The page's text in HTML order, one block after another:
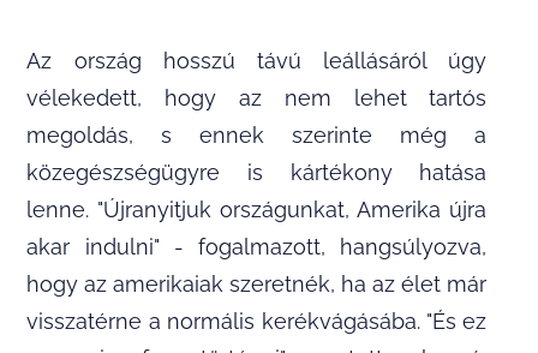
Az ország hosszú távú leállásáról úgy
vélekedett, hogy az nem lehet tartós
megoldás, s ennek szerinte még a
közegészségügyre is kártékony hatása
lenne. "Újranyitjuk országunkat, Amerika újra
akar indulni" - fogalmazott, hangsúlyozva,
hogy az amerikaiak szeretnék, ha az élet már
visszatérne a normális kerékvágásába. "És ez